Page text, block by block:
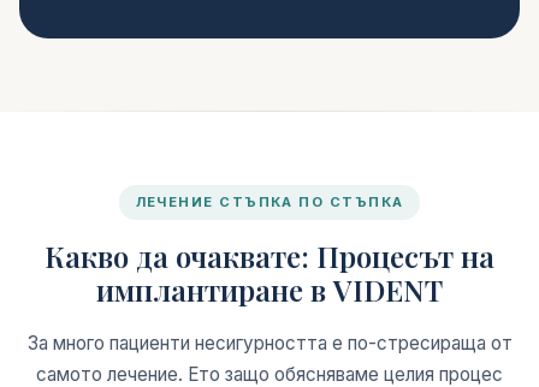
ЛЕЧЕНИЕ СТЪПКА ПО СТЪПКА
Какво да очаквате: Процесът на
имплантиране в VIDENT
За много пациенти несигурността е по-стресираща от
самото лечение. Ето защо обясняваме целия процес